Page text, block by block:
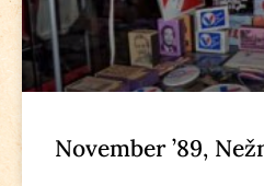
November ’89,